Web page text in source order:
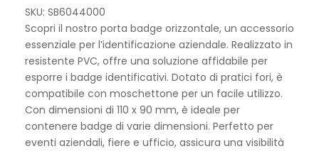
SKU: SB6044000
Scopri il nostro porta badge orizzontale, un accessorio
essenziale per l’identificazione aziendale. Realizzato in
resistente PVC, offre una soluzione affidabile per
esporre i badge identificativi. Dotato di pratici fori, è
compatibile con moschettone per un facile utilizzo.
Con dimensioni di 110 x 90 mm, è ideale per
contenere badge di varie dimensioni. Perfetto per
eventi aziendali, fiere e ufficio, assicura una visibilità